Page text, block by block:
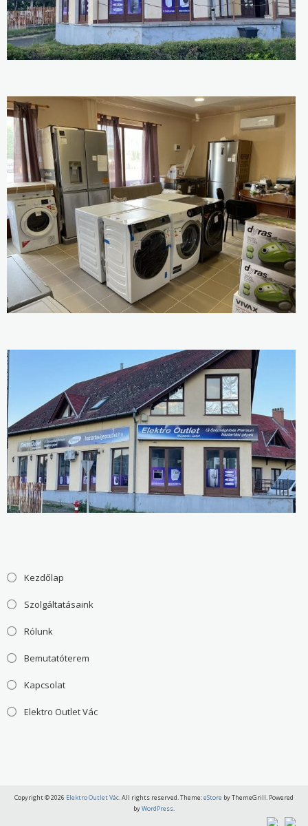
Kezdőlap
Szolgáltatásaink
Rólunk
Bemutatóterem
Kapcsolat
Elektro Outlet Vác
Copyright © 2026 Elektro Outlet Vác. All rights reserved. Theme:eStore by ThemeGrill. Powered
byWordPress.